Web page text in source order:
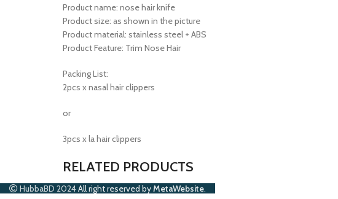
Product name: nose hair knife
Product size: as shown in the picture
Product material: stainless steel + ABS
Product Feature: Trim Nose Hair
Packing List:
2pcs x nasal hair clippers
or
3pcs x la hair clippers
RELATED PRODUCTS
HubbaBD 2024All right reserved byMetaWebsite.